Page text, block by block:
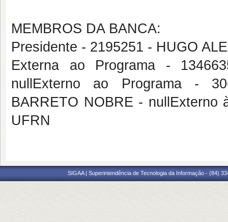
MEMBROS DA BANCA:
Presidente - 2195251 - HUGO
Externa ao Programa -
nullExterno ao Programa -
BARRETO NOBRE - nullExterno
UFRN
SIGAA | Superintendência de Tecnologia da Informação - (84)